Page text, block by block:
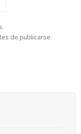
de publicarse.